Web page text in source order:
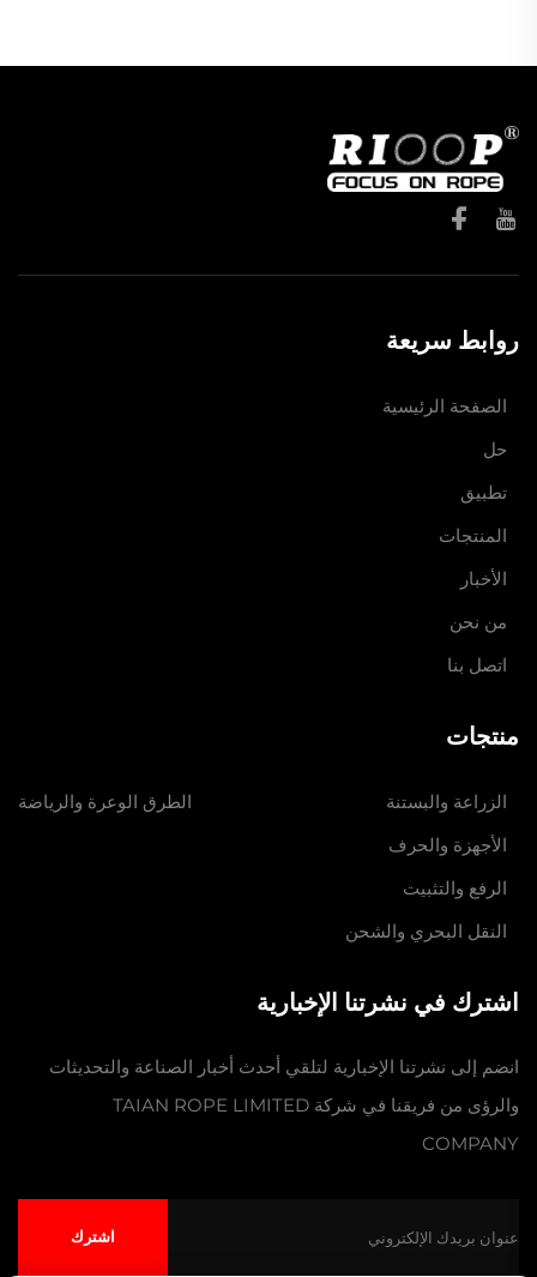
روابط سريعة
الصفحة الرئيسية
حل
تطبيق
المنتجات
الأخبار
من نحن
اتصل بنا
منتجات
الزراعة والبستنة
الأجهزة والحرف
الرفع والتثبيت
النقل البحري والشحن
الطرق الوعرة والرياضة
اشترك في نشرتنا الإخبارية
انضم إلى نشرتنا الإخبارية لتلقي أحدث أخبار الصناعة والتحديثات
والرؤى من فريقنا في شركة TAIAN ROPE LIMITED
COMPANY
اشترك